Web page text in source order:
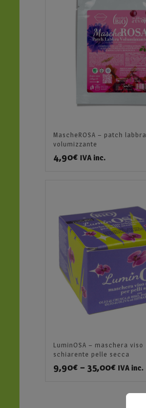
MascheROSA – patch labbra
volumizzante
4,90€ IVA inc.
LuminOSA – maschera viso
schiarente pelle secca
9,90€– 35,00€ IVA inc.